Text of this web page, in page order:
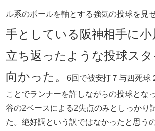
ル系のボールを軸とする強気の投球を見
手としている阪神相手に小
立ち返ったような投球ス
向かった。
6回で被安打７与四死球
ことでランナーを許しながらの投球とな
谷の2ベースによる2失点のみとしっかり
た。絶好調という訳ではなかったと思う